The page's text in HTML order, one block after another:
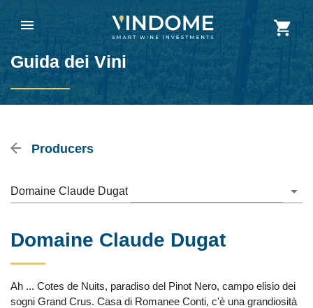
Guida dei Vini
Producers
Domaine Claude Dugat
Domaine Claude Dugat
Ah ... Cotes de Nuits, paradiso del Pinot Nero, campo elisio dei
sogni Grand Crus. Casa di Romanee Conti, c'è una grandiosità